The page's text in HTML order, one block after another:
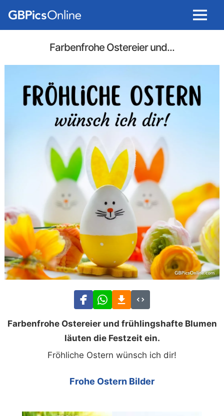
Menu
Farbenfrohe Ostereier und...
Farbenfrohe Ostereier und frühlingshafte Blumen
läuten die Festzeit ein.
Fröhliche Ostern wünsch ich dir!
Frohe Ostern Bilder